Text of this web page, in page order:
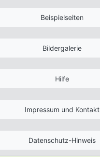
Beispielseiten
Bildergalerie
Hilfe
Impressum und Kontakt
Datenschutz-Hinweis